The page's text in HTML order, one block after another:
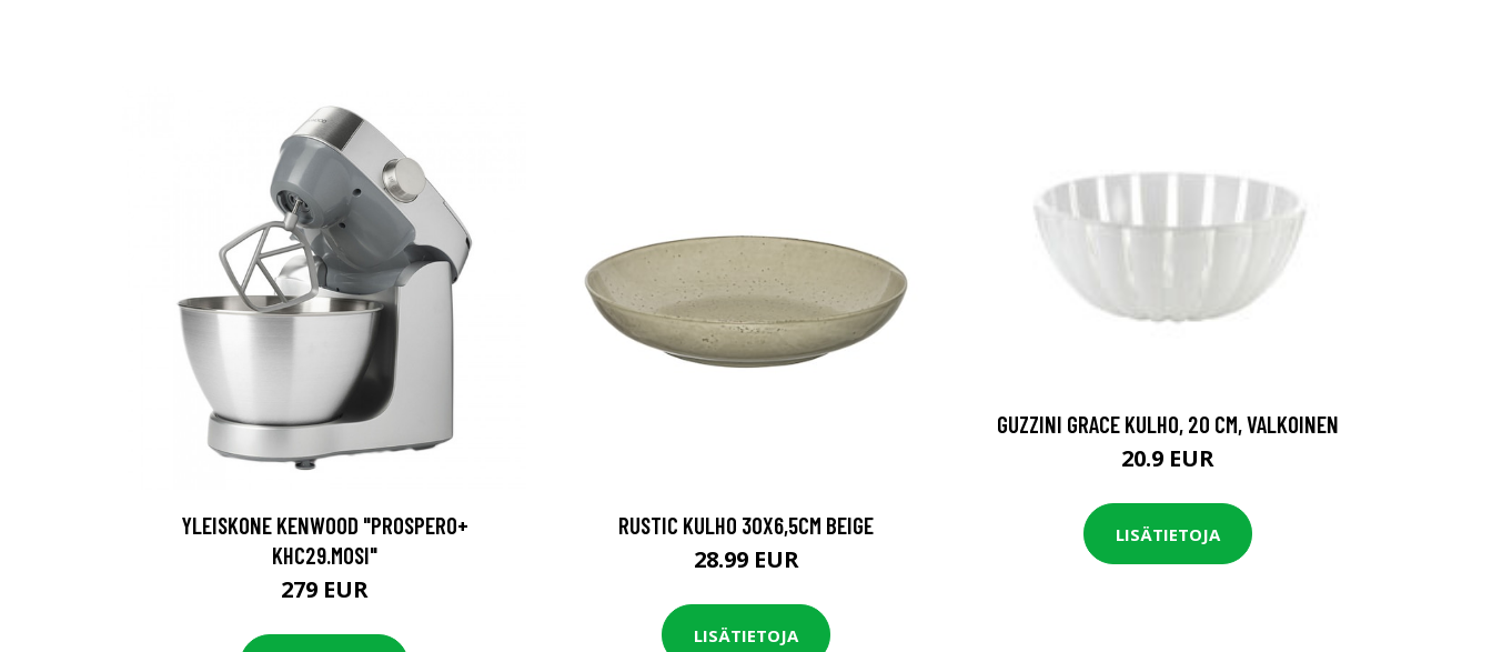
YLEISKONE KENWOOD "PROSPERO+
KHC29.M0SI"
279 EUR
RUSTIC KULHO 30X6,5CM BEIGE
28.99 EUR
LISÄTIETOJA
GUZZINI GRACE KULHO, 20 CM, VALKOINEN
20.9 EUR
LISÄTIETOJA